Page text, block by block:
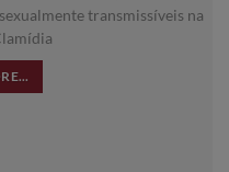
transmissíveis na